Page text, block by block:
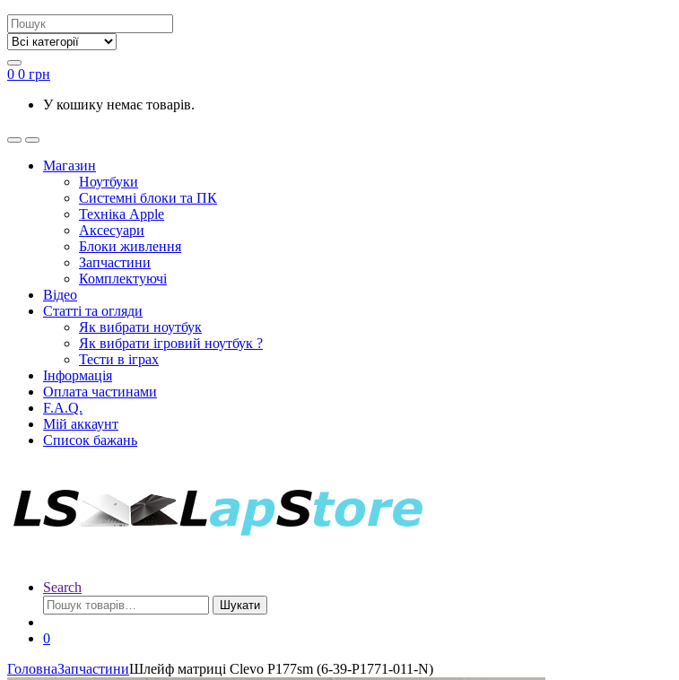
0 0 грн
У кошику немає товарів.
Магазин
Ноутбуки
Системні блоки та ПК
Техніка Apple
Аксесуари
Блоки живлення
Запчастини
Комплектуючі
Відео
Статті та огляди
Як вибрати ноутбук
Як вибрати ігровий ноутбук ?
Тести в іграх
Інформація
Оплата частинами
F.A.Q.
Мій аккаунт
Список бажань
Search
Шукати
0
ГоловнаЗапчастиниШлейф матриці Clevo P177sm (6-39-P1771-011-N)